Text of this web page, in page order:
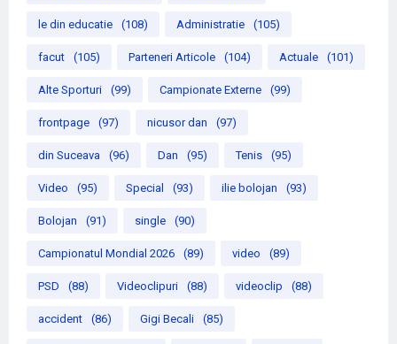
le din educatie (108) Administratie (105)
facut (105) Parteneri Articole (104) Actuale (101)
Alte Sporturi (99) Campionate Externe (99)
frontpage (97) nicusor dan (97)
din Suceava (96) Dan (95) Tenis (95)
Video (95) Special (93) ilie bolojan (93)
Bolojan (91) single (90)
Campionatul Mondial 2026 (89) video (89)
PSD (88) Videoclipuri (88) videoclip (88)
accident (86) Gigi Becali (85)